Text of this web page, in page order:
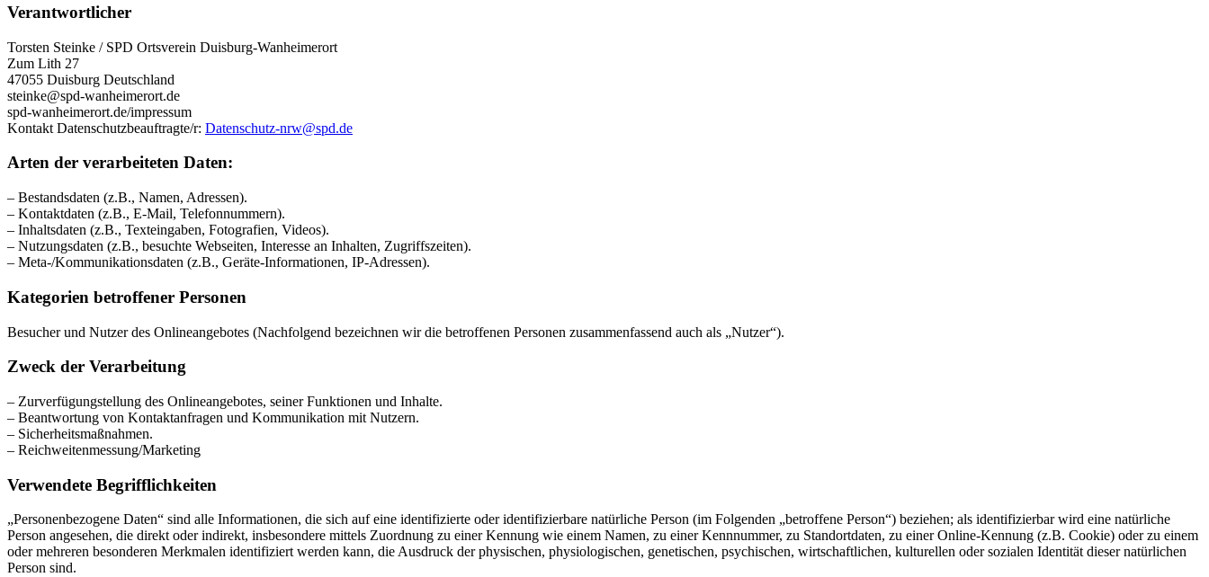
Verantwortlicher
Torsten Steinke / SPD Ortsverein Duisburg-Wanheimerort
Zum Lith 27
47055 Duisburg Deutschland
steinke@spd-wanheimerort.de
spd-wanheimerort.de/impressum
Kontakt Datenschutzbeauftragte/r: Datenschutz-nrw@spd.de
Arten der verarbeiteten Daten:
– Bestandsdaten (z.B., Namen, Adressen).
– Kontaktdaten (z.B., E-Mail, Telefonnummern).
– Inhaltsdaten (z.B., Texteingaben, Fotografien, Videos).
– Nutzungsdaten (z.B., besuchte Webseiten, Interesse an Inhalten, Zugriffszeiten).
– Meta-/Kommunikationsdaten (z.B., Geräte-Informationen, IP-Adressen).
Kategorien betroffener Personen
Besucher und Nutzer des Onlineangebotes (Nachfolgend bezeichnen wir die betroffenen Personen zusammenfassend auch als „Nutzer“).
Zweck der Verarbeitung
– Zurverfügungstellung des Onlineangebotes, seiner Funktionen und Inhalte.
– Beantwortung von Kontaktanfragen und Kommunikation mit Nutzern.
– Sicherheitsmaßnahmen.
– Reichweitenmessung/Marketing
Verwendete Begrifflichkeiten
„Personenbezogene Daten“ sind alle Informationen, die sich auf eine identifizierte oder identifizierbare natürliche Person (im Folgenden „betroffene Person“) beziehen; als identifizierbar wird eine natürliche
Person angesehen, die direkt oder indirekt, insbesondere mittels Zuordnung zu einer Kennung wie einem Namen, zu einer Kennnummer, zu Standortdaten, zu einer Online-Kennung (z.B. Cookie) oder zu einem
oder mehreren besonderen Merkmalen identifiziert werden kann, die Ausdruck der physischen, physiologischen, genetischen, psychischen, wirtschaftlichen, kulturellen oder sozialen Identität dieser natürlichen
Person sind.